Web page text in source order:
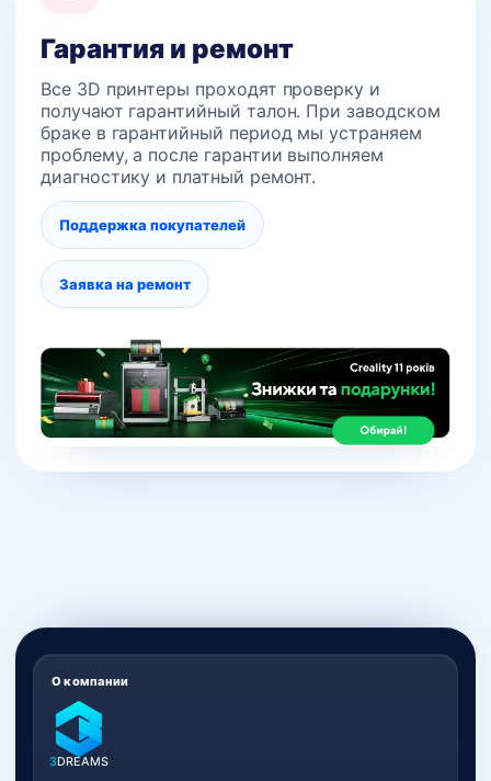
Гарантия и ремонт
Все 3D принтеры проходят проверку и
получают гарантийный талон. При заводском
браке в гарантийный период мы устраняем
проблему, а после гарантии выполняем
диагностику и платный ремонт.
Поддержка покупателей
Заявка на ремонт
О компании
3DREAMS